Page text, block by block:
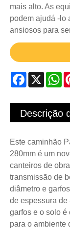
mais alto. As
podem ajudá -lo
ansiosos para
Facebook
X
Descrição
Este caminhão
280mm é um
canteiros de
transmissão de
diâmetro e
de espessura de
garfos e o solo é
para o ambiente